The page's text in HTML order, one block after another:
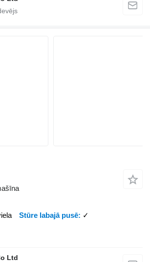
Stūre labajā pusē ✓
Ltd